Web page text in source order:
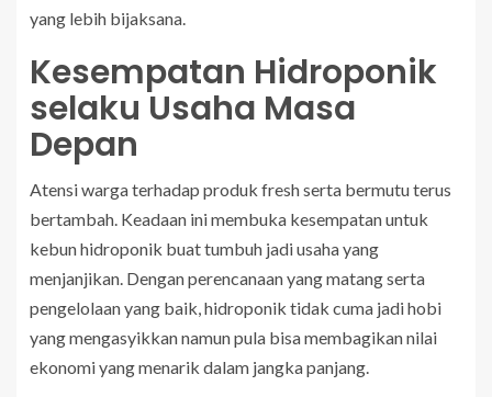
yang lebih bijaksana.
Kesempatan Hidroponik
selaku Usaha Masa
Depan
Atensi warga terhadap produk fresh serta bermutu terus
bertambah. Keadaan ini membuka kesempatan untuk
kebun hidroponik buat tumbuh jadi usaha yang
menjanjikan. Dengan perencanaan yang matang serta
pengelolaan yang baik, hidroponik tidak cuma jadi hobi
yang mengasyikkan namun pula bisa membagikan nilai
ekonomi yang menarik dalam jangka panjang.